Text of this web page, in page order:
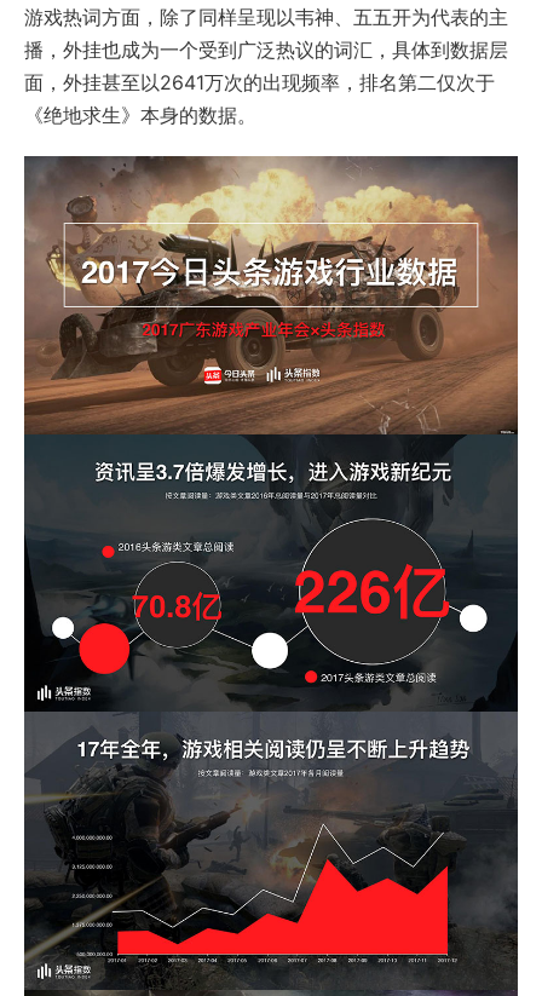
游戏热词方面，除了同样呈现以韦神、五五开为代表的主
播，外挂也成为一个受到广泛热议的词汇，具体到数据层
面，外挂甚至以2641万次的出现频率，排名第二仅次于
《绝地求生》本身的数据。